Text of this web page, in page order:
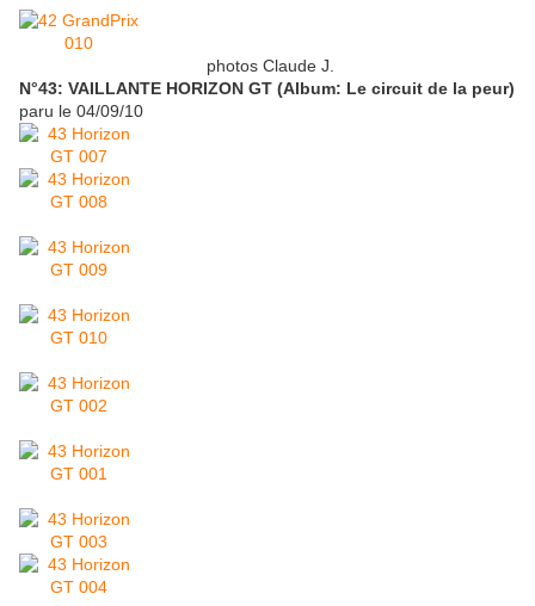
photos Claude J.
N°43: VAILLANTE HORIZON GT (Album: Le circuit de la peur)
paru le 04/09/10